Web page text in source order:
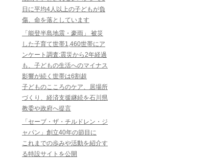
日に平均4人以上の子どもが負
傷、命を落としています
「能登半島地震・豪雨」 被災
した子育て世帯1,460世帯にア
ンケート調査:震災から2年経過
も、子どもの生活へのマイナス
影響が続く世帯は6割超
子どものこころのケア、居場所
づくり、経済支援継続を石川県
教委や政府へ提言
「セーブ・ザ・チルドレン・ジ
ャパン」創立40年の節目に
これまでの歩みや活動を紹介す
る特設サイトを公開